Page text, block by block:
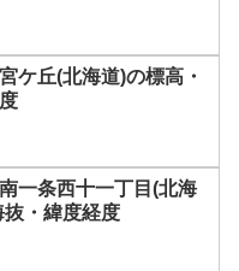
ケ丘(北海道)の標高・
一条西十一丁目(北海
・緯度経度